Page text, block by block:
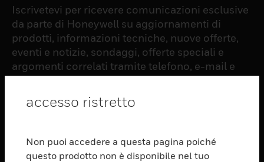
Iscrivetevi per ricevere comunicazioni esclusive
da parte di Honeywell su aggiornamenti di
prodotti, informazioni tecniche, nuove offerte,
eventi e notizie, sondaggi, offerte speciali e
argomenti correlati tramite telefono, e-mail e
PRODUCTS
accesso ristretto
Non puoi accedere a questa pagina poiché
questo prodotto non è disponibile nel tuo